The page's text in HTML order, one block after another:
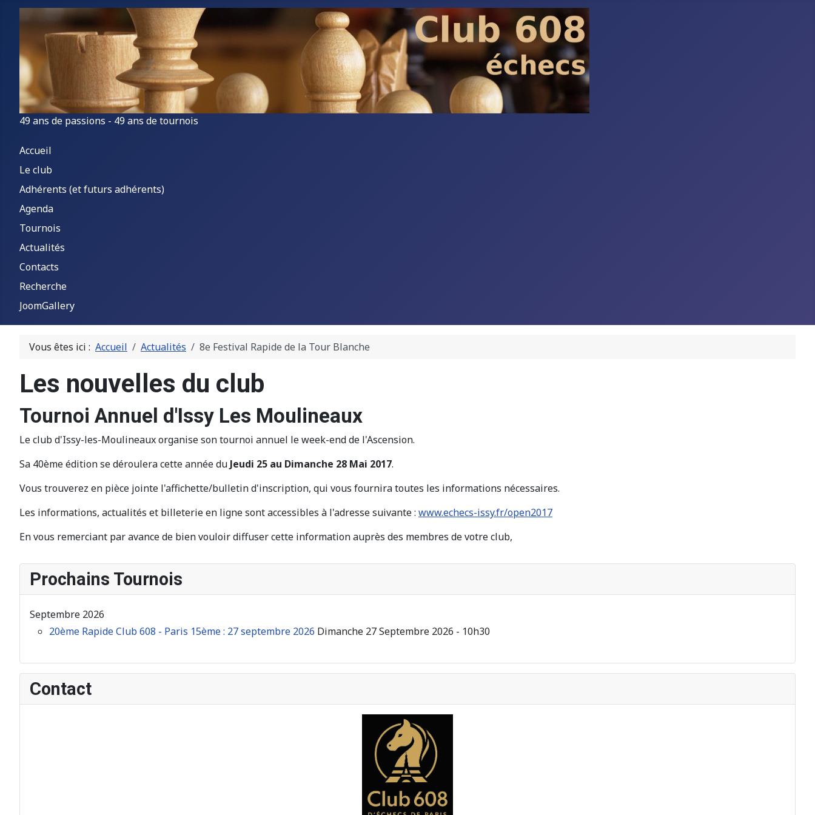
49 ans de passions - 49 ans de tournois
Accueil
Le club
Adhérents (et futurs adhérents)
Agenda
Tournois
Actualités
Contacts
Recherche
JoomGallery
Prochains Tournois
Septembre 2026
20ème Rapide Club 608 - Paris 15ème : 27 septembre 2026 Dimanche 27 Septembre 2026 - 10h30
Contact
Vous êtes ici : Accueil Actualités 8e Festival Rapide de la Tour Blanche
Les nouvelles du club
Tournoi Annuel d'Issy Les Moulineaux
Le club d'Issy-les-Moulineaux organise son tournoi annuel le week-end de l'Ascension.
Sa 40ème édition se déroulera cette année du Jeudi 25 au Dimanche 28 Mai 2017.
Vous trouverez en pièce jointe l'affichette/bulletin d'inscription, qui vous fournira toutes les informations nécessaires.
Les informations, actualités et billeterie en ligne sont accessibles à l'adresse suivante : www.echecs-issy.fr/open2017
En vous remerciant par avance de bien vouloir diffuser cette information auprès des membres de votre club,